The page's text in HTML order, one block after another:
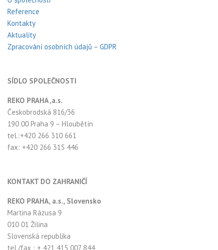
Reference
Kontakty
Aktuality
Zpracování osobních údajů – GDPR
SÍDLO SPOLEČNOSTI
REKO PRAHA ,a.s.
Českobrodská 816/36
190 00 Praha 9 – Hloubětín
tel.:+420 266 310 661
fax: +420 266 315 446
KONTAKT DO ZAHRANIČÍ
REKO PRAHA, a.s., Slovensko
Martina Rázusa 9
010 01 Žilina
Slovenská republika
tel./fax : + 421 415 007 844